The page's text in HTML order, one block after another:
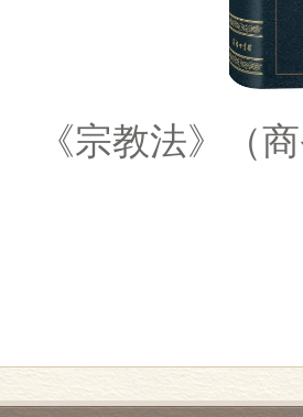
《宗教法》（